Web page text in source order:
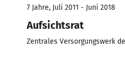
7 Jahre, Juli 2011 - Juni 2018
Aufsichtsrat
Zentrales Versorgungswerk